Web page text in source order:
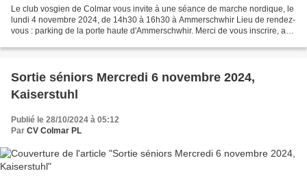
Le club vosgien de Colmar vous invite à une séance de marche nordique, le
lundi 4 novembre 2024, de 14h30 à 16h30 à Ammerschwhir Lieu de rendez-
vous : parking de la porte haute d'Ammerschwhir. Merci de vous inscrire, au
Sortie séniors Mercredi 6 novembre 2024,
Kaiserstuhl
Publié le 28/10/2024 à 05:12
Par CV Colmar PL